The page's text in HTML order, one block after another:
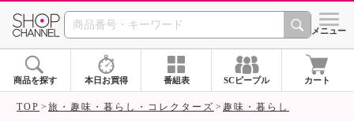
SHOP CHANNEL シメニュー
商品を探す 本日お買得 番組表 SCピープル カート
TOP 旅・趣味・暮らし・コレクターズ 趣味・暮らし